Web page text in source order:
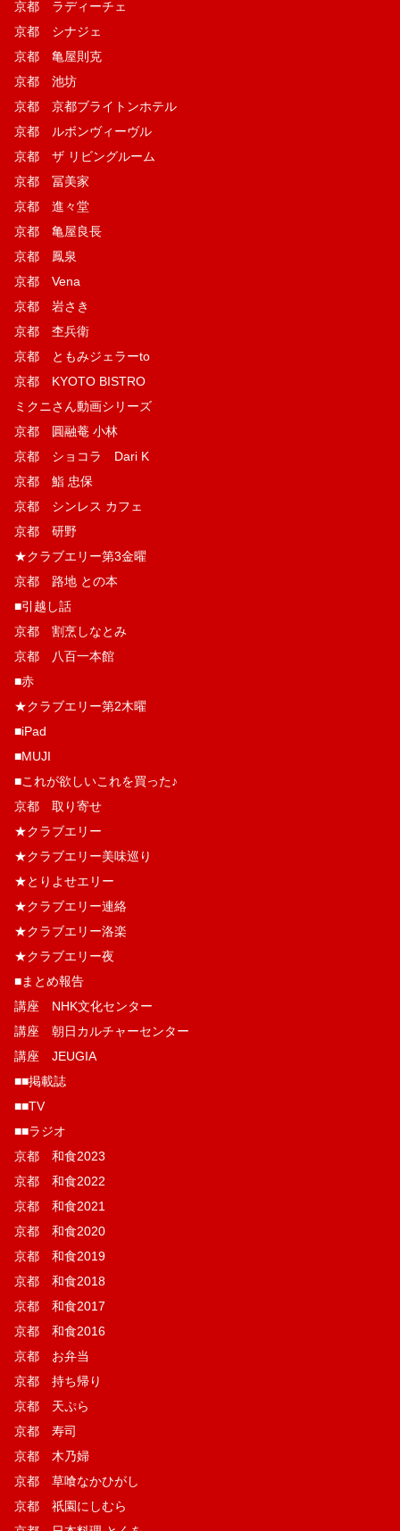
京都 ラディーチェ
京都 シナジェ
京都 亀屋則克
京都 池坊
京都 京都ブライトンホテル
京都 ルボンヴィーヴル
京都 ザ リビングルーム
京都 冨美家
京都 進々堂
京都 亀屋良長
京都 鳳泉
京都 Vena
京都 岩さき
京都 杢兵衛
京都 ともみジェラーto
京都 KYOTO BISTRO
ミクニさん動画シリーズ
京都 圓融菴 小林
京都 ショコラ Dari K
京都 鮨 忠保
京都 シンレス カフェ
京都 研野
★クラブエリー第3金曜
京都 路地 との本
■引越し話
京都 割烹しなとみ
京都 八百一本館
■赤
★クラブエリー第2木曜
■iPad
■MUJI
■これが欲しいこれを買った♪
京都 取り寄せ
★クラブエリー
★クラブエリー美味巡り
★とりよせエリー
★クラブエリー連絡
★クラブエリー洛楽
★クラブエリー夜
■まとめ報告
講座 NHK文化センター
講座 朝日カルチャーセンター
講座 JEUGIA
■■掲載誌
■■TV
■■ラジオ
京都 和食2023
京都 和食2022
京都 和食2021
京都 和食2020
京都 和食2019
京都 和食2018
京都 和食2017
京都 和食2016
京都 お弁当
京都 持ち帰り
京都 天ぷら
京都 寿司
京都 木乃婦
京都 草喰なかひがし
京都 祇園にしむら